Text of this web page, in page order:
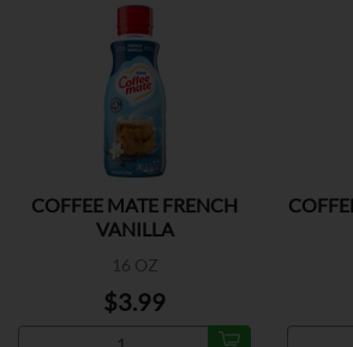
COFFEE MATE FRENCH
VANILLA
16 OZ
$3.99